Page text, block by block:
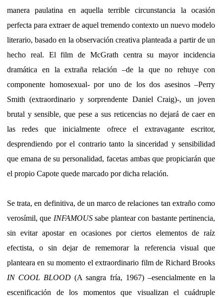
manera paulatina en aquella terrible circunstancia la ocasión
perfecta para extraer de aquel tremendo contexto un nuevo modelo
literario, basado en la observación creativa planteada a partir de un
hecho real. El film de McGrath centra su mayor incidencia
dramática en la extraña relación –de la que no rehuye con
componente homosexual- por uno de los dos asesinos –Perry
Smith (extraordinario y sorprendente Daniel Craig)-, un joven
brutal y sensible, que pese a sus reticencias no dejará de caer en
las redes que inicialmente ofrece el extravagante escritor,
desprendiendo por el contrario tanto la sinceridad y sensibilidad
que emana de su personalidad, facetas ambas que propiciarán que
el propio Capote quede marcado por dicha relación.
Se trata, en definitiva, de un marco de relaciones tan extraño como
verosímil, que INFAMOUSsabe plantear con bastante pertinencia,
sin evitar apostar en ocasiones por ciertos elementos de raíz
efectista, o sin dejar de rememorar la referencia visual que
planteara en su momento el extraordinario film de Richard Brooks
IN COOL BLOOD (A sangra fría, 1967) –esencialmente en la
escenificación de los momentos que visualizan el cuádruple